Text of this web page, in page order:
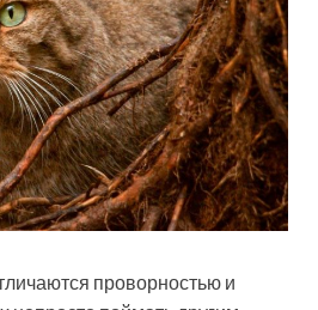
проворностью и